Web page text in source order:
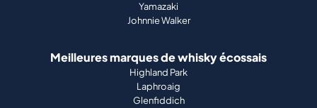
Yamazaki
Johnnie Walker
Meilleures marques de whisky écossais
Highland Park
Laphroaig
Glenfiddich